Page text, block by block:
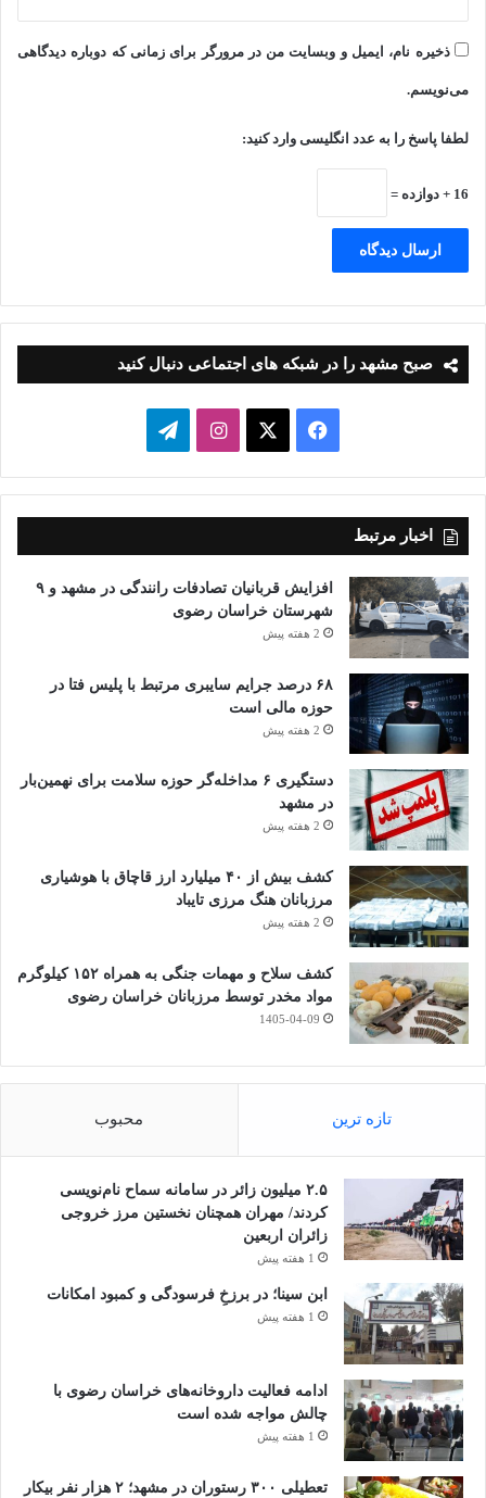
ذخیره نام، ایمیل و وبسایت من در مرورگر برای زمانی که دوباره دیدگاهی
می‌نویسم.
لطفا پاسخ را به عدد انگلیسی وارد کنید:
16 + دوازده =
صبح مشهد را در شبکه های اجتماعی دنبال کنید
فیسبوک ایکساینستاگرامتلگرام
اخبار مرتبط
افزایش قربانیان تصادفات رانندگی در مشهد و ۹
شهرستان خراسان رضوی
2 هفته پیش
۶۸ درصد جرایم سایبری مرتبط با پلیس فتا در
حوزه مالی است
2 هفته پیش
دستگیری ۶ مداخله‌گر حوزه سلامت برای نهمین‌بار
در مشهد
2 هفته پیش
کشف بیش از ۴۰ میلیارد ارز قاچاق با هوشیاری
مرزبانان هنگ مرزی تایباد
2 هفته پیش
کشف سلاح و مهمات جنگی به همراه ۱۵۲ کیلوگرم
مواد مخدر توسط مرزبانان خراسان رضوی
1405-04-09
تازه ترین محبوب
۲.۵ میلیون زائر در سامانه سماح نام‌نویسی
کردند/ مهران همچنان نخستین مرز خروجی
زائران اربعین
1 هفته پیش
ابن سینا؛ در برزخِ فرسودگی و کمبود امکانات
1 هفته پیش
ادامه فعالیت داروخانه‌های خراسان رضوی با
چالش مواجه شده است
1 هفته پیش
تعطیلی ۳۰۰ رستوران در مشهد؛ ۲ هزار نفر بیکار